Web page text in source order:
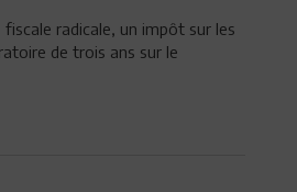
radicale, un impôt sur les
de trois ans sur le